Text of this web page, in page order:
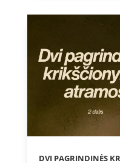
DVI PAGRINDINĖS